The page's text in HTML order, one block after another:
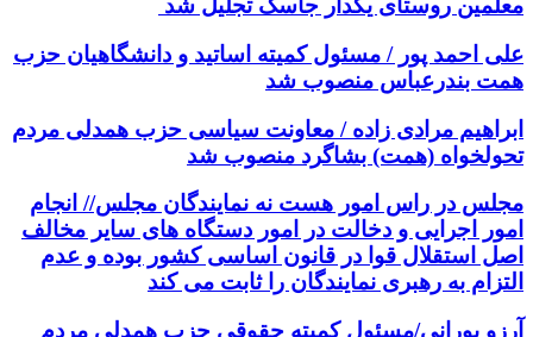
معلمین روستای یکدار جاسک تجلیل شد
علی احمد پور / مسئول کمیته اساتید و دانشگاهیان حزب
همت بندرعباس منصوب شد
ابراهیم مرادی زاده / معاونت سیاسی حزب همدلی مردم
تحولخواه (همت) بشاگرد منصوب شد
مجلس در راس امور هست نه نمایندگان مجلس// انجام
امور اجرایی و دخالت در امور دستگاه های سایر مخالف
اصل استقلال قوا در قانون اساسی کشور بوده و عدم
التزام به رهبری نمایندگان را ثابت می کند
آرزو پورانی/مسئول کمیته حقوقی حزب همدلی مردم